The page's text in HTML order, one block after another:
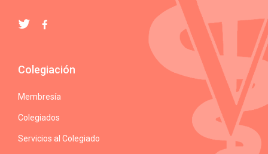
Colegiación
Membresía
Colegiados
Servicios al Colegiado